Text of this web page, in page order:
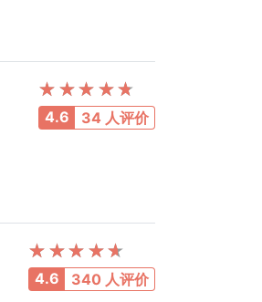
4.6 34 人评价
4.6 340 人评价